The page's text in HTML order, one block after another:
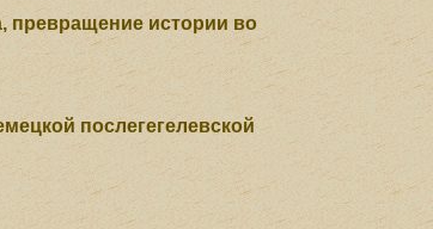
превращение истории во
послегегелевской